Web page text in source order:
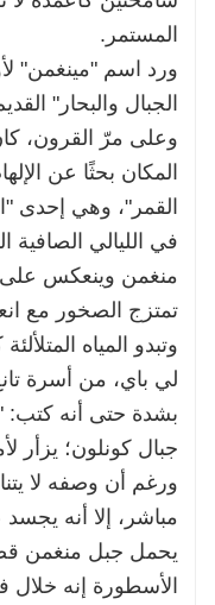
المستمر.
ورد اسم "مينغمن"
الجبال والبحار"
وعلى مرّ القرون،
المكان بحثًا عن
القمر"، وهي إحدى
في الليالي
منغمن وينعكس على
تمتزج الصخور مع
وتبدو المياه
لي باي، من أسرة
بشدة حتى أنه كتب:
جبال كونلون؛ يزأر
ورغم أن وصفه لا
مباشر، إلا أنه
يحمل جبل منغمن
الأسطورة إنه خلال